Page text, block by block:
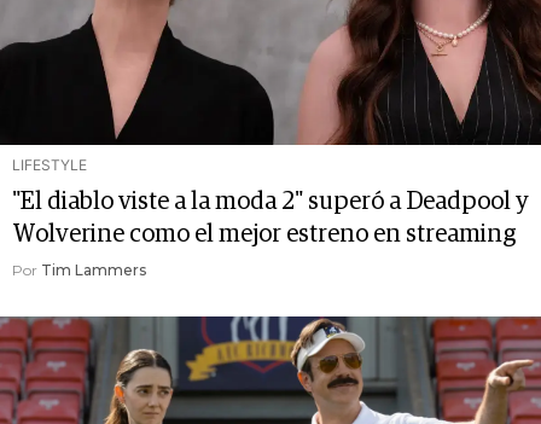
LIFESTYLE
"El diablo viste a la moda 2" superó a Deadpool y
Wolverine como el mejor estreno en streaming
Por Tim Lammers